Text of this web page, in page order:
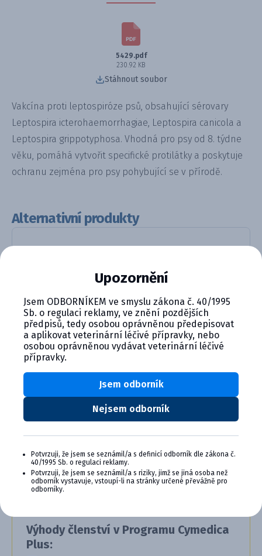
5429.pdf
230.92 KB
Stáhnout soubor
Vakcína proti leptospiróze psů, obsahující sérovary
Leptospira icterohaemorrhagiae, Leptospira canicola a
Leptospira grippotyphosa. Vhodná pro psy od 8. týdne
věku, pomáhá vytvořit specifické protilátky a poskytuje
ochranu zejména pro psy pohybující se v přírodě.
Alternativní produkty
Biocan DHPPi+LR lyofilizát pro...
SE VYPLÁCÍ
Staňte se členem věrnostního programu
Cymedica Plus a získejte exkluzivní výhody pro
Výhody členství v Programu Cymedica
Plus:
Upozornění
Jsem ODBORNÍKEM ve smyslu zákona č. 40/1995
Sb. o regulaci reklamy, ve znění pozdějších
předpisů, tedy osobou oprávněnou předepisovat
a aplikovat veterinární léčivé přípravky, nebo
osobou oprávněnou vydávat veterinární léčivé
přípravky.
Nejsem odborník
Jsem odborník
Potvrzuji, že jsem se seznámil/a s definicí odborník dle zákona č.
40/1995 Sb. o regulaci reklamy.
Potvrzuji, že jsem se seznámil/a s riziky, jimž se jiná osoba než
odborník vystavuje, vstoupí-li na stránky určené převážně pro
odborníky.